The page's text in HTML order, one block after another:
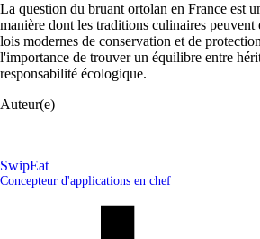
La question du bruant ortolan en France est
manière dont les traditions culinaires
lois modernes de conservation et de
l'importance de trouver un équilibre entre
responsabilité écologique.
Auteur(e)
SwipEat
Concepteur d'applications en chef